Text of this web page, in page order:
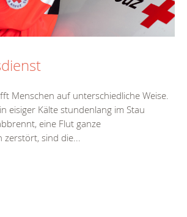
Menschen auf unterschiedliche Weise.
eisiger Kälte stundenlang im Stau
eine Flut ganze
zerstört, sind die...